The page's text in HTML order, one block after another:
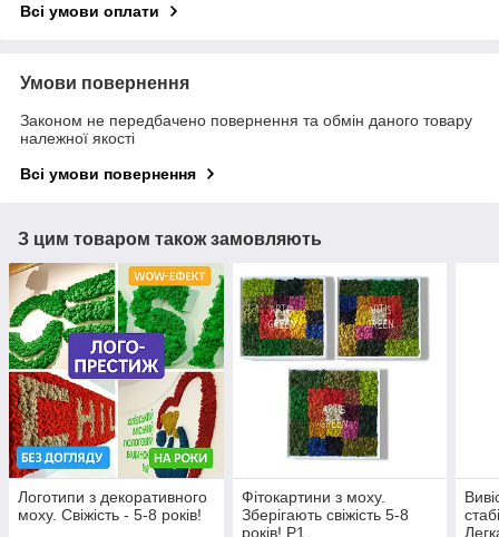
Всі умови оплати
Умови повернення
Законом не передбачено повернення та обмін даного товару
належної якості
Всі умови повернення
З цим товаром також замовляють
Логотипи з декоративного
моху. Свіжість - 5-8 років!
Фітокартини з моху.
Зберігають свіжість 5-8
років! P1